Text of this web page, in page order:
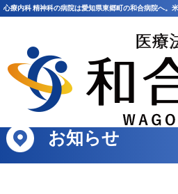
心療内科 精神科の病院は愛知県東郷町の和合病院へ。
> お知らせ ♪デイケアだより ２０
お知らせ